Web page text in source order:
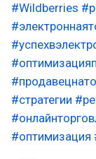
#Wildberries
#стратегии
#оптимизация